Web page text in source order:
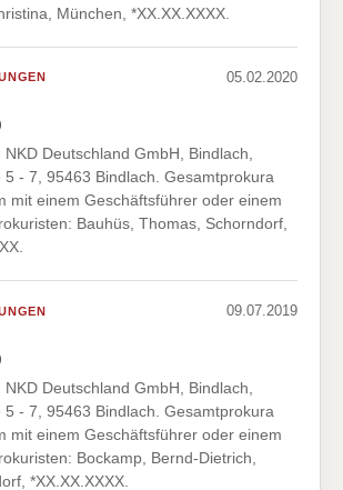
München, *XX.XX.XXXX.
05.02.2020
NKD Deutschland GmbH, Bindlach,
5 - 7, 95463 Bindlach. Gesamtprokura
mit einem Geschäftsführer oder einem
Bauhüs, Thomas, Schorndorf,
09.07.2019
NKD Deutschland GmbH, Bindlach,
5 - 7, 95463 Bindlach. Gesamtprokura
mit einem Geschäftsführer oder einem
Bockamp, Bernd-Dietrich,
*XX.XX.XXXX.